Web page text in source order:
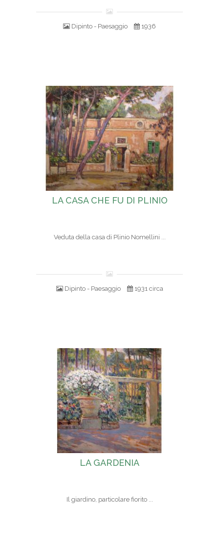
Dipinto - Paesaggio 1936
LA CASA CHE FU DI PLINIO
Veduta della casa di Plinio Nomellini ...
Dipinto - Paesaggio 1931 circa
LA GARDENIA
Il giardino, particolare fiorito ...